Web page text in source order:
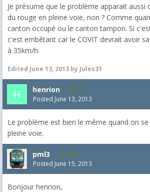
Je présume que le problème apparait aussi
du rouge en pleine voie, non ? Comme
canton occupé ou le canton tampon. Si
c'est embêtant car le COVIT devrait avoir
à 35km/h.
Edited June 13, 2013 by Jules31
henrion 101
Posted June 13, 2013
Le problème est bien le même quand on
pleine voie.
pml3 306
Posted June 15, 2013
Bonjour henrion,